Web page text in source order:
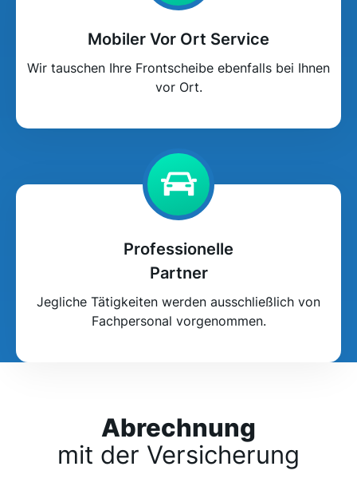
Mobiler Vor Ort Service
Wir tauschen Ihre Frontscheibe ebenfalls bei Ihnen
vor Ort.
Professionelle
Partner
Jegliche Tätigkeiten werden ausschließlich von
Fachpersonal vorgenommen.
Abrechnung
mit der Versicherung